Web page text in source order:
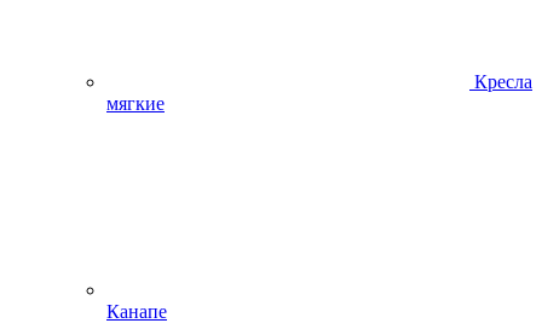
Кресла
мягкие
Канапе